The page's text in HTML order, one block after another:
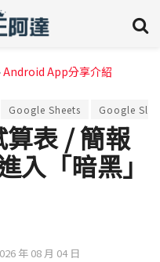
Android App分享介紹
Google Sheets Google
表 / 簡報
入「暗黑」
年 08 月 04 日